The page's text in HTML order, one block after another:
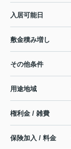
入居可能日
敷金積み増し
その他条件
用途地域
権利金 / 雑費
保険加入 / 料金